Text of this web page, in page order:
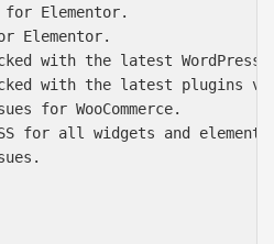
Elementor.
Elementor.
with the latest WordPress
with the latest plugins
for WooCommerce.
for all widgets and